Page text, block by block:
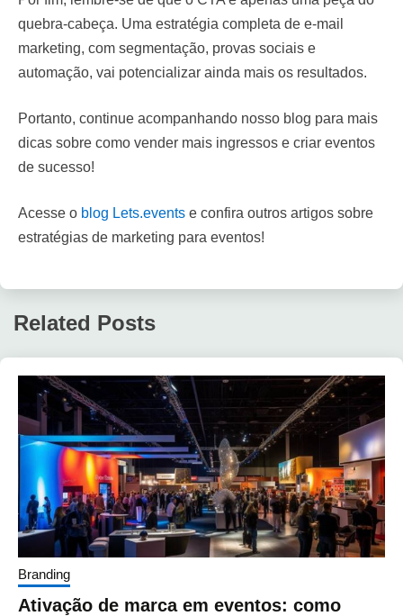
quebra-cabeça. Uma estratégia completa de e-mail
marketing, com segmentação, provas sociais e
automação, vai potencializar ainda mais os resultados.
Portanto, continue acompanhando nosso blog para mais
dicas sobre como vender mais ingressos e criar eventos
de sucesso!
Acesse o blog Lets.events e confira outros artigos sobre
estratégias de marketing para eventos!
Related Posts
Branding
Ativação de marca em eventos: como